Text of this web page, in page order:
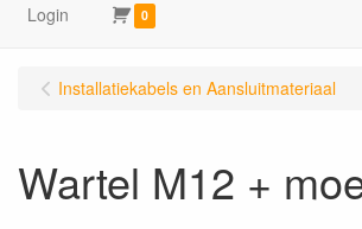
Login 0
Installatiekabels en Aansluitmateriaal
Wartel M12 +